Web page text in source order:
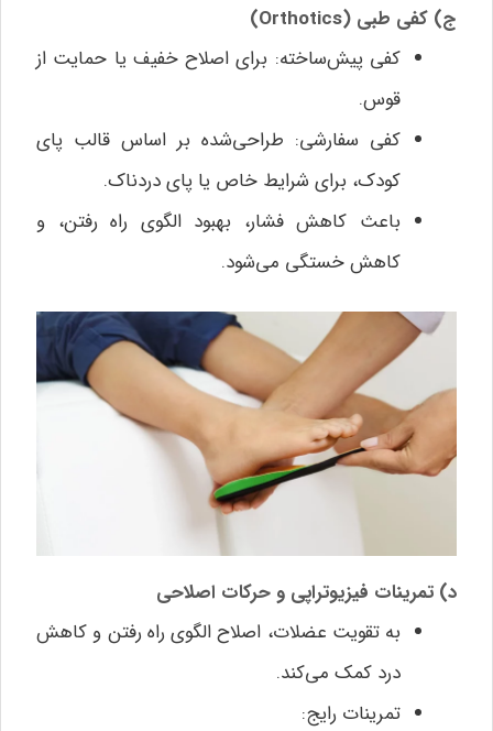
ج) کفی طبی (Orthotics)
کفی پیش‌ساخته: برای اصلاح خفیف یا حمایت از
قوس.
کفی سفارشی: طراحی‌شده بر اساس قالب پای
کودک، برای شرایط خاص یا پای دردناک.
باعث کاهش فشار، بهبود الگوی راه رفتن، و
کاهش خستگی می‌شود.
د) تمرینات فیزیوتراپی و حرکات اصلاحی
به تقویت عضلات، اصلاح الگوی راه رفتن و کاهش
درد کمک می‌کند.
تمرینات رایج: